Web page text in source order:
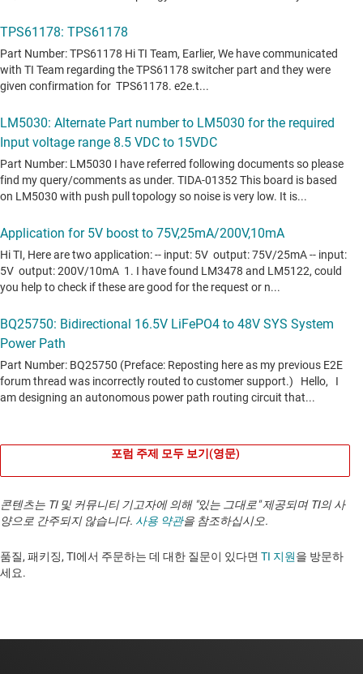
포럼 주제 모두 보기(영문)
콘텐츠는 TI 및 커뮤니티 기고자에 의해 "있는 그대로" 제공되며 TI의 사
양으로 간주되지 않습니다. 사용 약관을 참조하십시오.
품질, 패키징, TI에서 주문하는 데 대한 질문이 있다면 TI 지원을 방문하
세요. ​​​​​​​​​​​​​​